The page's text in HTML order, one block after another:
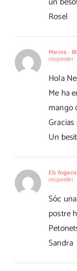
Rosel
Marina -
responder
Hola
Me ha
mango
Un
Els
responder
Sóc
postre
Sandra